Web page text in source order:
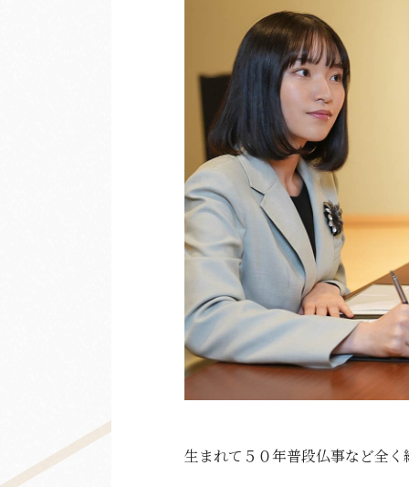
生まれて５０年普段仏事など全